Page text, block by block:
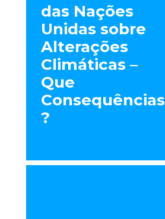
das Nações
Unidas sobre
Alterações
Climáticas –
Que
Consequências
?